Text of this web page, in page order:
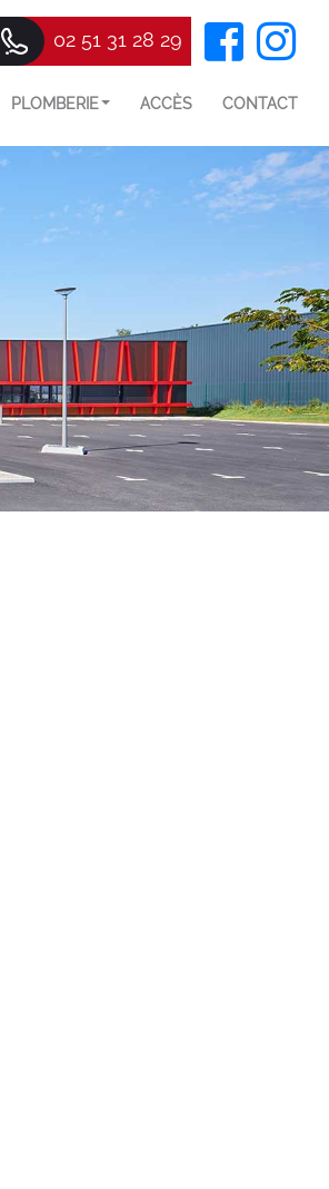
02 51 31 28 29
PLOMBERIE ACCÈS CONTACT